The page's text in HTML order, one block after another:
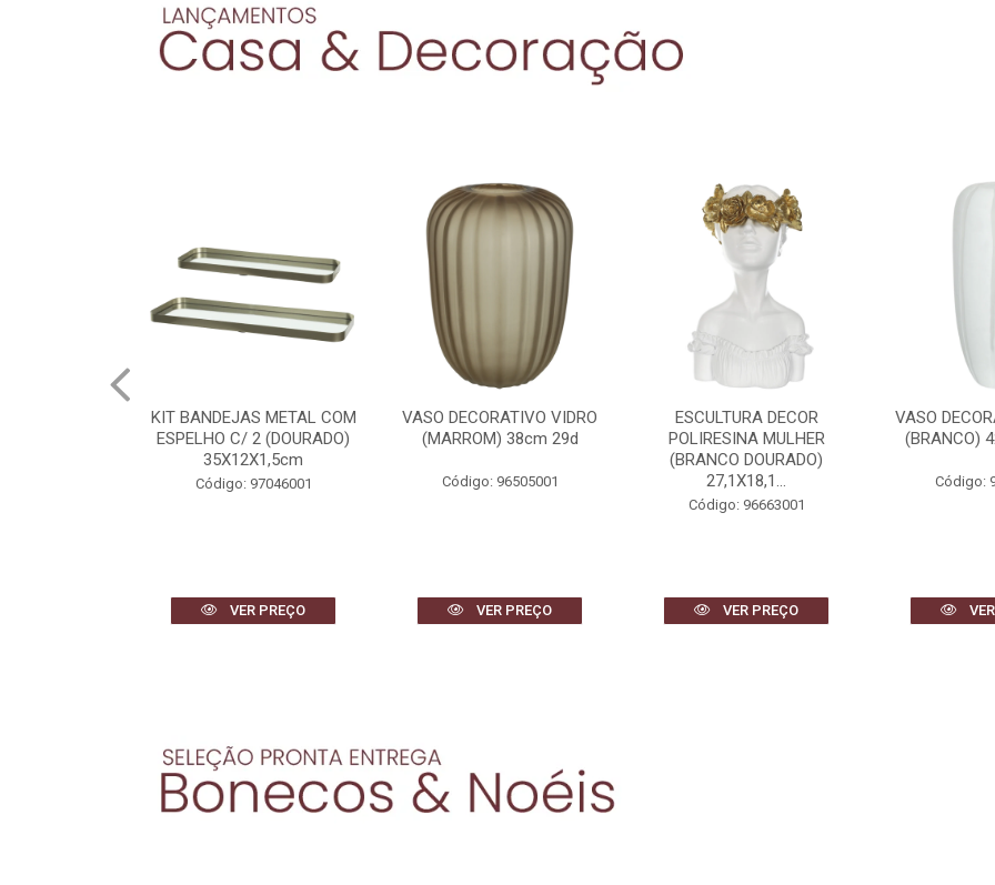
VASO DECORATIVO VIDRO
(MARROM) 38cm 29d
Código: 96505001
VER PREÇO
ESCULTURA DECOR
POLIRESINA MULHER
27,1X18,1...
VER PREÇO
VASO DECORATIVO VIDRO
(BRANCO) 42X17X14cm
Código: 96503001
VER PREÇO
VASO
CERAMICA
Código: